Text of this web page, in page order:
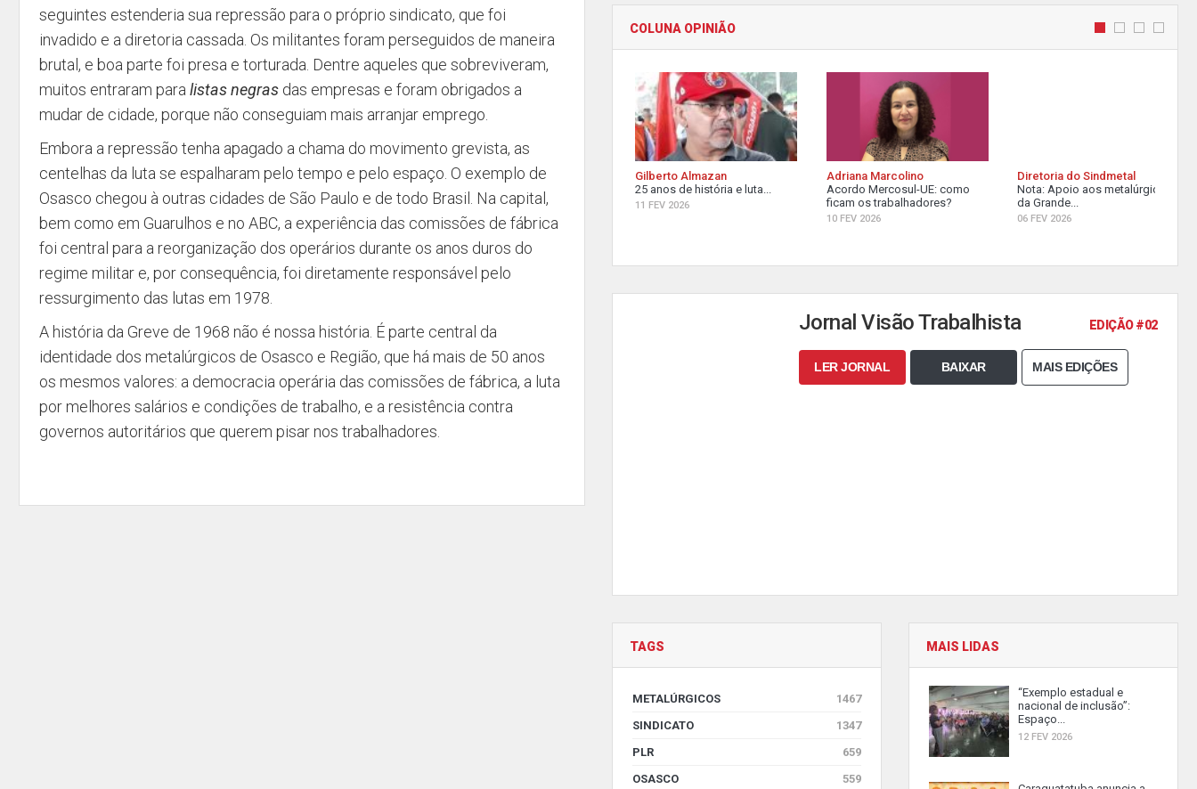
seguintes estenderia sua repressão para o próprio sindicato, que foi
invadido e a diretoria cassada. Os militantes foram perseguidos de maneira
brutal, e boa parte foi presa e torturada. Dentre aqueles que sobreviveram,
muitos entraram para listas negras das empresas e foram obrigados a
mudar de cidade, porque não conseguiam mais arranjar emprego.
Embora a repressão tenha apagado a chama do movimento grevista, as
centelhas da luta se espalharam pelo tempo e pelo espaço. O exemplo de
Osasco chegou à outras cidades de São Paulo e de todo Brasil. Na capital,
bem como em Guarulhos e no ABC, a experiência das comissões de fábrica
foi central para a reorganização dos operários durante os anos duros do
regime militar e, por consequência, foi diretamente responsável pelo
ressurgimento das lutas em 1978.
A história da Greve de 1968 não é nossa história. É parte central da
identidade dos metalúrgicos de Osasco e Região, que há mais de 50 anos
os mesmos valores: a democracia operária das comissões de fábrica, a luta
por melhores salários e condições de trabalho, e a resistência contra
governos autoritários que querem pisar nos trabalhadores.
COLUNA OPINIÃO
Gilberto Almazan
25 anos de história e luta...
11 FEV 2026
Adriana Marcolino
Acordo Mercosul-UE: como
ficam os trabalhadores?
10 FEV 2026
Diretoria do Sindmetal
Nota: Apoio aos metalúrgicos
da Grande...
06 FEV 2026
Jornal Visão Trabalhista EDIÇÃO #02
LER JORNAL BAIXAR MAIS EDIÇÕES
TAGS
METALÚRGICOS
1467
SINDICATO
1347
PLR
659
OSASCO
559
MAIS LIDAS
“Exemplo estadual e
nacional de inclusão”:
Espaço...
12 FEV 2026